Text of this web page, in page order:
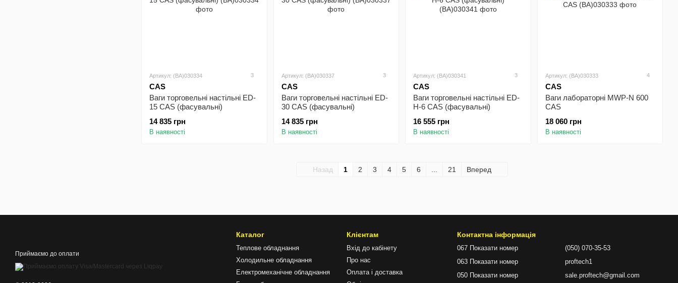
Артикул: (BA)030334 3
CAS
Ваги торговельні настільні ED-
15 CAS (фасувальні)
14 835 грн
В наявності
Артикул: (BA)030337 3
CAS
Ваги торговельні настільні ED-
30 CAS (фасувальні)
14 835 грн
В наявності
Артикул: (BA)030341 3
CAS
Ваги торговельні настільні ED-
H-6 CAS (фасувальні)
16 555 грн
В наявності
Артикул: (BA)030333 4
CAS
Ваги лабораторні MWP-N 600
CAS
18 060 грн
В наявності
Назад 1 2 3 4 5 6 21 Вперед
Приймаємо до оплати
Каталог
Теплове обладнання
Холодильне обладнання
Електромеханічне обладнання
Клієнтам
Вхід до кабінету
Про нас
Оплата і доставка
Контактна інформація
067 Показати номер
063 Показати номер
050 Показати номер
(050) 070-35-53
proftech1
sale.proftech@gmail.com